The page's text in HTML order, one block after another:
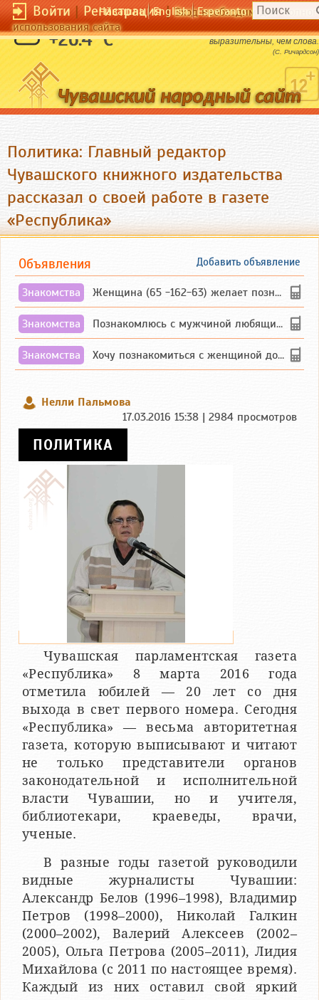
Войти|Регистрация|Вход необходим для
использования сайта
Чӑвашла English Esperanto
+26.4 °C
Наружность и манеры более
выразительны, чем слова.
(С. Ричардсон)
Политика: Главный редактор
Чувашского книжного издательства
рассказал о своей работе в газете
«Республика»
Добавить объявление
Объявления
Знакомства Женщина (65 -162-63) желает познакомиться с одиноким, добродушным, без вредных ...
Знакомства Познакомлюсь с мужчиной любящим танцевать и петь на родном чувашском языке
Знакомства Хочу познакомиться с женщиной до 55 лет чувашской или русской национальности дл...
Нелли Пальмова
17.03.2016 15:38 | 2984 просмотров
ПОЛИТИКА
Чувашская парламентская газета
«Республика» 8 марта 2016 года
отметила юбилей — 20 лет со дня
выхода в свет первого номера. Сегодня
«Республика» — весьма авторитетная
газета, которую выписывают и читают
не только представители органов
законодательной и исполнительной
власти Чувашии, но и учителя,
библиотекари, краеведы, врачи,
ученые.
В разные годы газетой руководили
видные журналисты Чувашии:
Александр Белов (1996–1998), Владимир
Петров (1998–2000), Николай Галкин
(2000–2002), Валерий Алексеев (2002–
2005), Ольга Петрова (2005–2011), Лидия
Михайлова (с 2011 по настоящее время).
Каждый из них оставил свой яркий